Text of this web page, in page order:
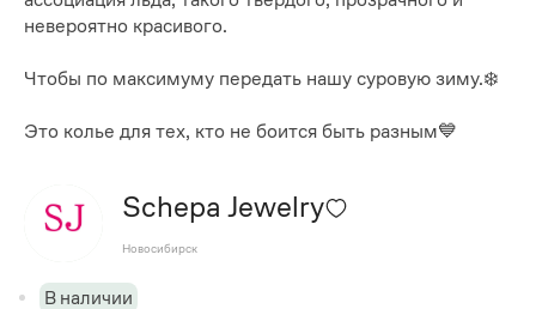
невероятно красивого.
Чтобы по максимуму передать нашу суровую зиму.❄️
Это колье для тех, кто не боится быть разным💙
Schepa Jewelry
Новосибирск
В наличии